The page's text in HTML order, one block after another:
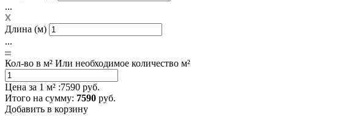
...
Длина (м)
...
Кол-во в м² Или необходимое количество м²
Цена за 1 м² :7590 руб.
Итого на сумму: 7590 руб.
Добавить в корзину